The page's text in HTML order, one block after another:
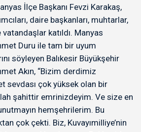
İlçe Başkanı Fevzi Karakaş,
daire başkanları, muhtarlar,
vatandaşlar katıldı. Manyas
Duru ile tam bir uyum
söyleyen Balıkesir Büyükşehir
Akın, “Bizim derdimiz
sevdası çok yüksek olan bir
şahittir emrinizdeyim. Ve size en
hemşehrilerim. Bu
çok çekti. Biz, Kuvayımilliye’nin